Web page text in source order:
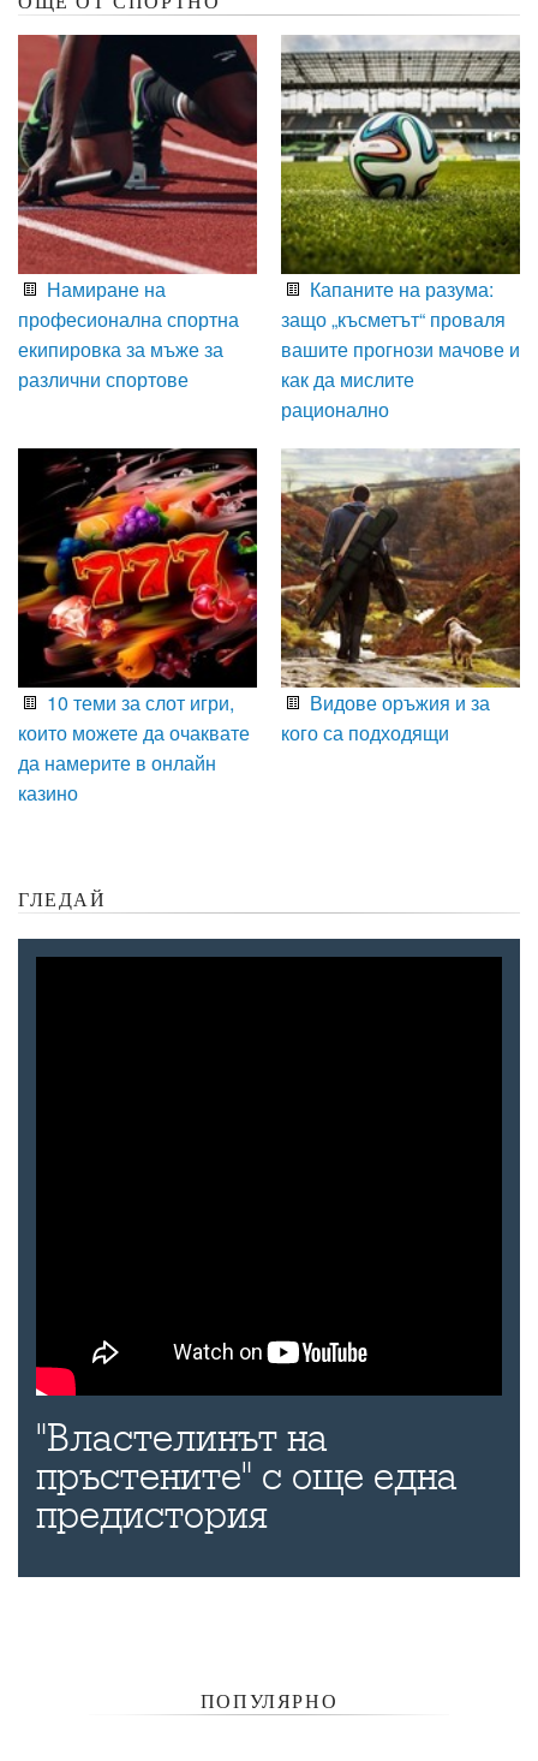
Намиране на
професионална спортна
екипировка за мъже за
различни спортове
Капаните на разума:
защо „късметът“ проваля
вашите прогнози мачове и
как да мислите
рационално
10 теми за слот игри,
които можете да очаквате
да намерите в онлайн
казино
Видове оръжия и за
кого са подходящи
ГЛЕДАЙ
"Властелинът на
пръстените" с още една
предистория
ПОПУЛЯРНО